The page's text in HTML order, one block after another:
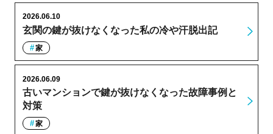
玄関の鍵が抜けなくなった私の冷や汗脱出記
2026.06.10
家
古いマンションで鍵が抜けなくなった故障事例と
対策
2026.06.09
家